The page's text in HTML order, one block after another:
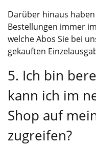
Darüber hinaus
Bestellungen immer
welche Abos Sie bei
gekauften
5. Ich bin
kann ich im
Shop auf
zugreifen?